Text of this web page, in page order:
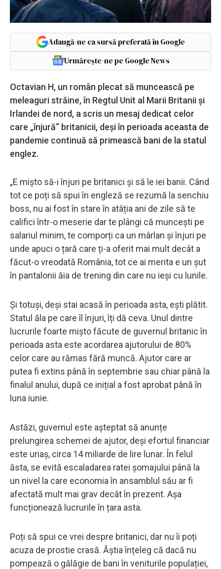
Adaugă-ne ca sursă preferată în Google
Urmărește-ne pe Google News
Octavian H, un român plecat să muncească pe
meleaguri străine, în Regtul Unit al Marii Britanii și
Irlandei de nord, a scris un mesaj dedicat celor
care „înjură“ britanicii, deși în perioada aceasta de
pandemie continuă să primească bani de la statul
englez.
„E mișto să-i înjuri pe britanici și să le iei banii. Când
tot ce poți să spui în engleză se rezumă la senchiu
boss, nu ai fost în stare în atâția ani de zile să te
califici într-o meserie dar te plângi că muncești pe
salariul minim, te comporți ca un mârlan și înjuri pe
unde apuci o țară care ți-a oferit mai mult decât a
făcut-o vreodată România, tot ce ai merita e un șut
în pantalonii ăia de trening din care nu ieși cu lunile.
Și totuși, deși stai acasă în perioada asta, ești plătit.
Statul ăla pe care îl înjuri, îți dă ceva. Unul dintre
lucrurile foarte mișto făcute de guvernul britanic în
perioada asta este acordarea ajutorului de 80%
celor care au rămas fără muncă. Ajutor care ar
putea fi extins până în septembrie sau chiar până la
finalul anului, după ce inițial a fost aprobat până în
luna iunie.
Astăzi, guvernul este așteptat să anunțe
prelungirea schemei de ajutor, deși efortul financiar
este uriaș, circa 14 miliarde de lire lunar. În felul
ăsta, se evită escaladarea ratei șomajului până la
un nivel la care economia în ansamblul său ar fi
afectată mult mai grav decât în prezent. Așa
funcționează lucrurile în țara asta.
Poți să spui ce vrei despre britanici, dar nu îi poți
acuza de prostie crasă. Ăștia înțeleg că dacă nu
pompează o gălăgie de bani în veniturile populației,